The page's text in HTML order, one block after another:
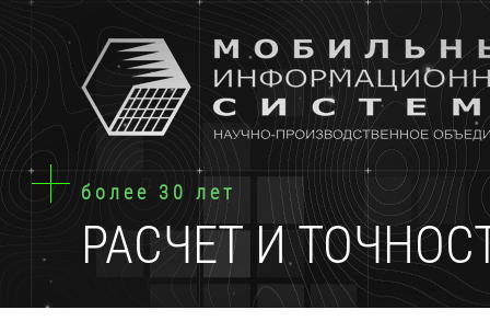
РАСЧЕТ И
более 30 лет